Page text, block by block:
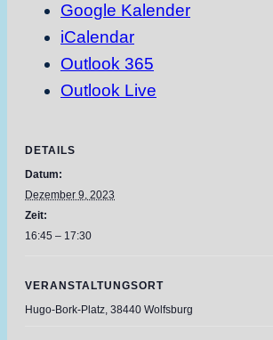
Google Kalender
iCalendar
Outlook 365
Outlook Live
DETAILS
Datum:
Dezember 9, 2023
Zeit:
16:45 – 17:30
VERANSTALTUNGSORT
Hugo-Bork-Platz, 38440 Wolfsburg